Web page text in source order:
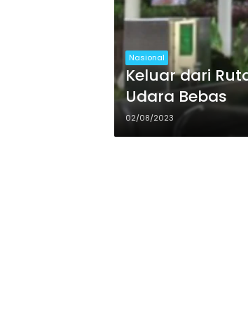
Nasional
Keluar dari
Udara Bebas
02/08/2023